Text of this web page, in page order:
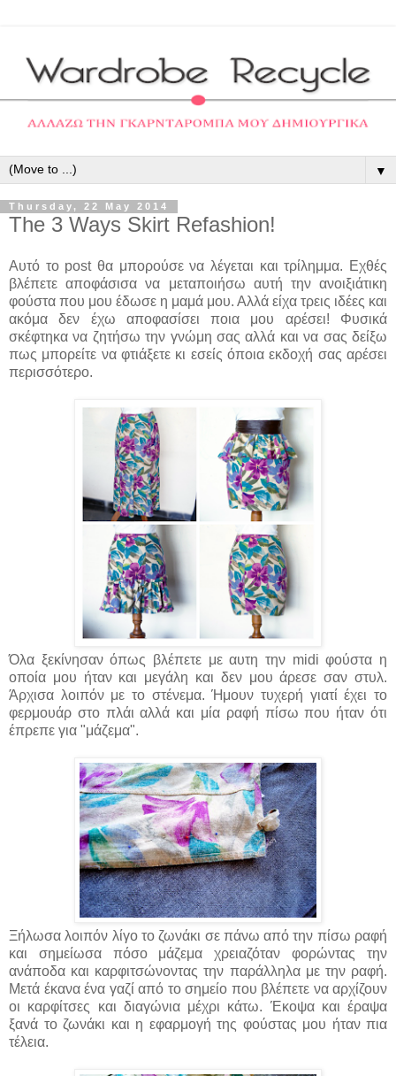
▼
Thursday, 22 May 2014
The 3 Ways Skirt Refashion!
Αυτό το post θα μπορούσε να λέγεται και τρίλημμα. Εχθές
βλέπετε αποφάσισα να μεταποιήσω αυτή την ανοιξιάτικη
φούστα που μου έδωσε η μαμά μου. Αλλά είχα τρεις ιδέες και
ακόμα δεν έχω αποφασίσει ποια μου αρέσει! Φυσικά
σκέφτηκα να ζητήσω την γνώμη σας αλλά και να σας δείξω
πως μπορείτε να φτιάξετε κι εσείς όποια εκδοχή σας αρέσει
περισσότερο.
Όλα ξεκίνησαν όπως βλέπετε με αυτη την midi φούστα η
οποία μου ήταν και μεγάλη και δεν μου άρεσε σαν στυλ.
Άρχισα λοιπόν με το στένεμα. Ήμουν τυχερή γιατί έχει το
φερμουάρ στο πλάι αλλά και μία ραφή πίσω που ήταν ότι
έπρεπε για "μάζεμα".
Ξήλωσα λοιπόν λίγο το ζωνάκι σε πάνω από την πίσω ραφή
και σημείωσα πόσο μάζεμα χρειαζόταν φορώντας την
ανάποδα και καρφιτσώνοντας την παράλληλα με την ραφή.
Μετά έκανα ένα γαζί από το σημείο που βλέπετε να αρχίζουν
οι καρφίτσες και διαγώνια μέχρι κάτω. Έκοψα και έραψα
ξανά το ζωνάκι και η εφαρμογή της φούστας μου ήταν πια
τέλεια.